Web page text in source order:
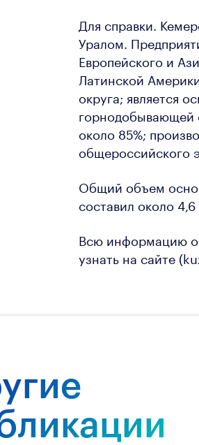
Для справки.
Уралом.
Европейского и
Латинской
округа; является
горнодобывающей
около 85%;
общероссийского
Общий объем
составил около
Всю информацию о
узнать на сайте